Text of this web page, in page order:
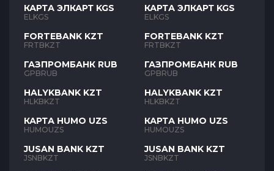
КАРТА ЭЛКАРТ KGS
ELKGS
FORTEBANK KZT
FRTBKZT
ГАЗПРОМБАНК RUB
GPBRUB
HALYKBANK KZT
HLKBKZT
КАРТА HUMO UZS
HUMOUZS
JUSAN BANK KZT
JSNBKZT
КАРТА ЭЛКАРТ KGS
ELKGS
FORTEBANK KZT
FRTBKZT
ГАЗПРОМБАНК RUB
GPBRUB
HALYKBANK KZT
HLKBKZT
КАРТА HUMO UZS
HUMOUZS
JUSAN BANK KZT
JSNBKZT